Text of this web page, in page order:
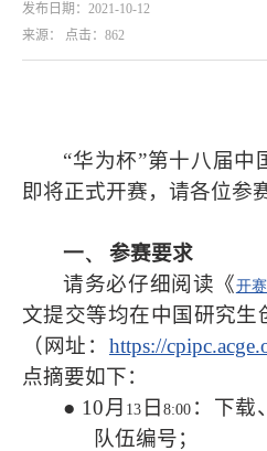
发布日期：2021-10-12
来源： 点击： 862
“华为杯”第十八届中
即将正式开赛，请各位参
一、
参赛要求
请务必仔细阅读《开
文提交等均在中国研究生
（网址： https://
点摘要如下：
● 10月 13 日8:00 ：下载
队伍编号；